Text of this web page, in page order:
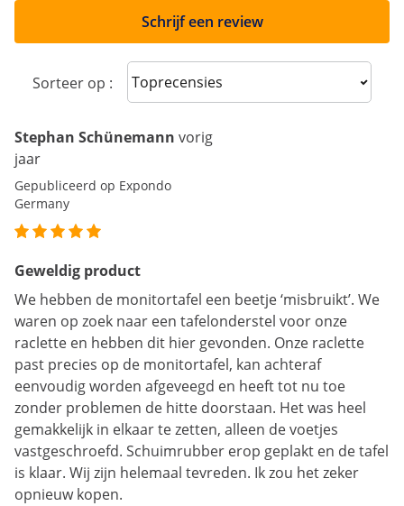
Schrijf een review
Sorteer op : Sort reviews
Stephan Schünemann vorig
jaar
Gepubliceerd op Expondo
Germany
Geweldig product
We hebben de monitortafel een beetje ‘misbruikt’. We
waren op zoek naar een tafelonderstel voor onze
raclette en hebben dit hier gevonden. Onze raclette
past precies op de monitortafel, kan achteraf
eenvoudig worden afgeveegd en heeft tot nu toe
zonder problemen de hitte doorstaan. Het was heel
gemakkelijk in elkaar te zetten, alleen de voetjes
vastgeschroefd. Schuimrubber erop geplakt en de tafel
is klaar. Wij zijn helemaal tevreden. Ik zou het zeker
opnieuw kopen.